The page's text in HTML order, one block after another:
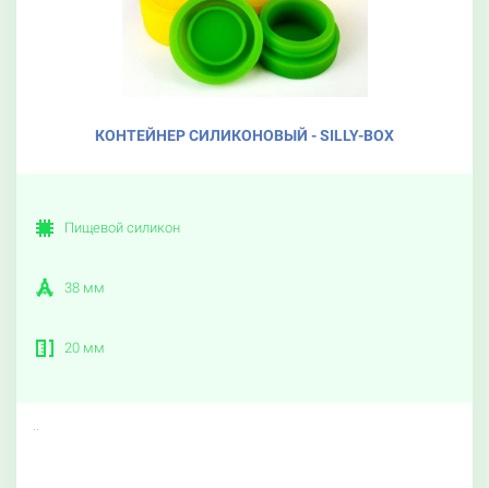
КОНТЕЙНЕР СИЛИКОНОВЫЙ - SILLY-BOX
Пищевой силикон
38 мм
20 мм